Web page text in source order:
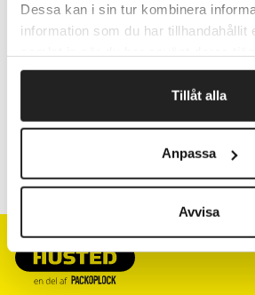
Dessa kan i sin tur kombinera
information som du har tillhandahållit
Tillåt alla
Anpassa
Avvisa
Fragtfrit når du handler
Afsendelse samme dag
inden kl 10
Artikelnr. B x L mm
40 x 58